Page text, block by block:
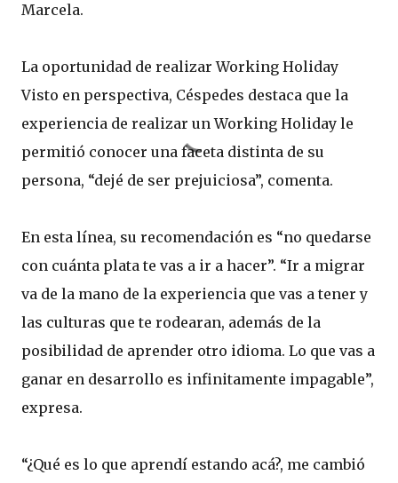
Marcela.
La oportunidad de realizar Working Holiday
Visto en perspectiva, Céspedes destaca que la
experiencia de realizar un Working Holiday le
permitió conocer una faceta distinta de su
persona, “dejé de ser prejuiciosa”, comenta.
En esta línea, su recomendación es “no quedarse
con cuánta plata te vas a ir a hacer”. “Ir a migrar
va de la mano de la experiencia que vas a tener y
las culturas que te rodearan, además de la
posibilidad de aprender otro idioma. Lo que vas a
ganar en desarrollo es infinitamente impagable”,
expresa.
“¿Qué es lo que aprendí estando acá?, me cambió